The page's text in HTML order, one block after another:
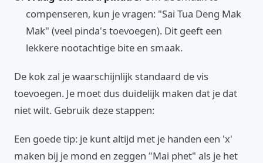
compenseren, kun je vragen: "Sai Tua Deng Mak
Mak" (veel pinda's toevoegen). Dit geeft een
lekkere nootachtige bite en smaak.
De kok zal je waarschijnlijk standaard de vis
toevoegen. Je moet dus duidelijk maken dat je dat
niet wilt. Gebruik deze stappen:
Een goede tip: je kunt altijd met je handen een 'x'
maken bij je mond en zeggen "Mai phet" als je het